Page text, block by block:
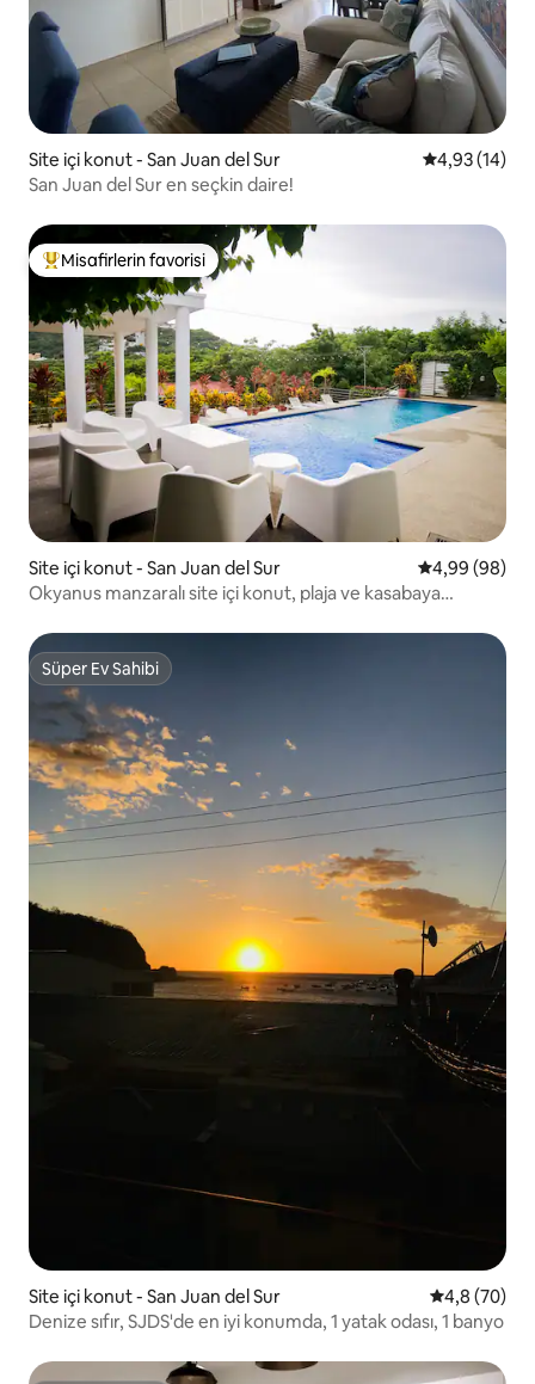
Site içi konut - San Juan del Sur 5 üzerinden
4,93 (14)
San Juan del Sur en seçkin daire!
Misafirlerin favorilerinden en beğenilenler arasında
Misafirlerin favorisi
Site içi konut - San Juan del Sur 5 üzerinden
4,99 (98)
Okyanus manzaralı site içi konut, plaja ve kasabaya
Süper Ev Sahibi
Süper Ev Sahibi
Site içi konut - San Juan del Sur 5 üzerinden
4,8 (70)
Denize sıfır, SJDS'de en iyi konumda, 1 yatak odası, 1 banyo